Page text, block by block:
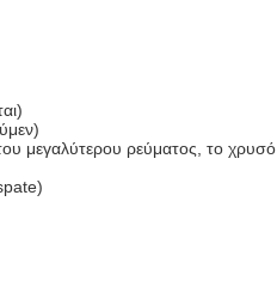
ρεύματος, το χρυσό